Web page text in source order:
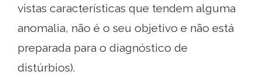
vistas características que tendem alguma
anomalia, não é o seu objetivo e não está
preparada para o diagnóstico de
distúrbios).